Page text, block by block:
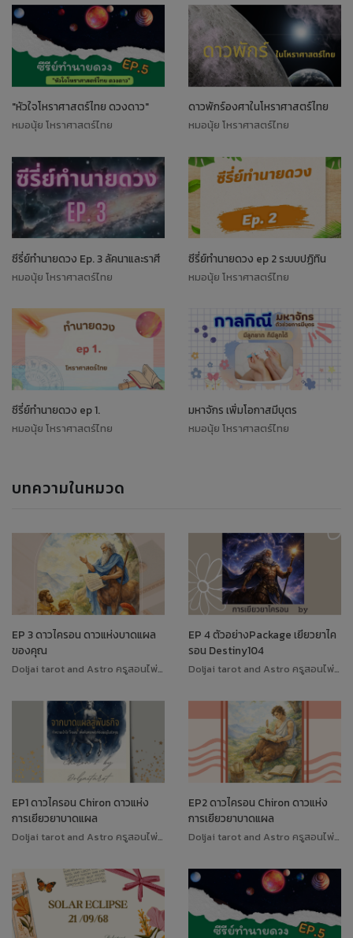
"หัวใจโหราศาสตร์ไทย ดวงดาว"
หมอนุ้ย โหราศาสตร์ไทย
ดาวพักร์องศาในโหราศาสตร์ไทย
หมอนุ้ย โหราศาสตร์ไทย
ซีรี่ย์ทำนายดวง Ep. 3 ลัคนาและราศี
หมอนุ้ย โหราศาสตร์ไทย
ซีรี่ย์ทำนายดวง ep 2 ระบบปฏิทิน
หมอนุ้ย โหราศาสตร์ไทย
ซีรี่ย์ทำนายดวง ep 1.
หมอนุ้ย โหราศาสตร์ไทย
มหาจักร เพิ่มโอกาสมีบุตร
หมอนุ้ย โหราศาสตร์ไทย
บทความในหมวด
EP 3 ดาวไครอน ดาวแห่งบาดแผล
ของคุณ
Doljai tarot and Astro ครูสอนไพ่ทาโรต์
EP 4 ตัวอย่างPackage เยียวยาไค
รอน Destiny104
Doljai tarot and Astro ครูสอนไพ่ทาโรต์
EP1 ดาวไครอน Chiron ดาวแห่ง
การเยียวยาบาดแผล
Doljai tarot and Astro ครูสอนไพ่ทาโรต์
EP2 ดาวไครอน Chiron ดาวแห่ง
การเยียวยาบาดแผล
Doljai tarot and Astro ครูสอนไพ่ทาโรต์